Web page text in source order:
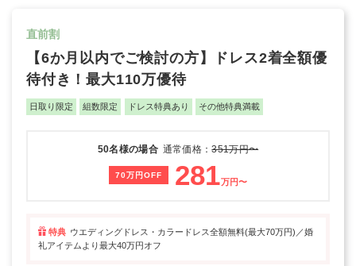
直前割
【6か月以内でご検討の方】ドレス2着全額優
待付き！最大110万優待
日取り限定 組数限定 ドレス特典あり その他特典満載
50名様の場合 通常価格：351万円〜
70万円OFF 281万円〜
特典 ウエディングドレス・カラードレス全額無料(最大70万円)／婚
礼アイテムより最大40万円オフ